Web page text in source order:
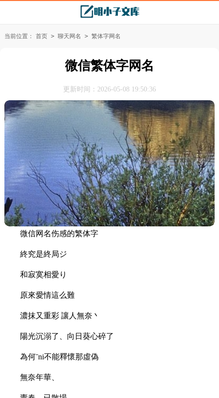
当前位置： 首页 > 聊天网名 > 繁体字网名
微信繁体字网名
更新时间：2026-05-08 19:50:36
微信网名伤感的繁体字
終究是終局ジ
和寂寞相愛り
原來愛情這么難
濃抹又重彩 讓人無奈丶
陽光沉溺了、向日葵心碎了
為何ˉni不能釋懷那虛偽
無奈年華、